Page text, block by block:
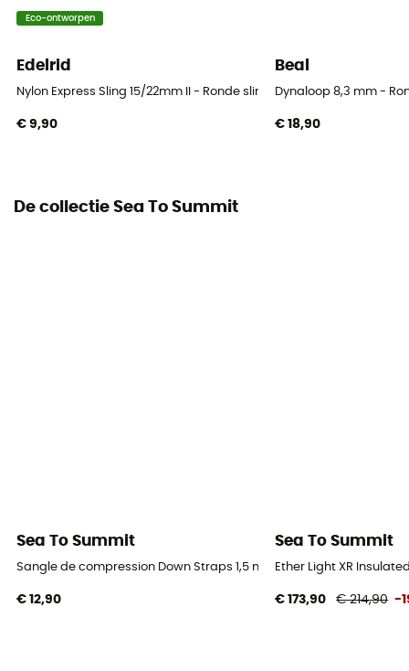
Eco-ontworpen
Edelrid
Nylon Express Sling 15/22mm II - Ronde slinge
€ 9,90
Beal
Dynaloop 8,3 mm -
€ 18,90
De collectie Sea To Summit
Sea To Summit
Sangle de compression Down Straps 1,5 m
€ 12,90
Sea To Summit
Ether Light XR
€ 173,90 € 214,90 -